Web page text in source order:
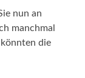
nun an
manchmal
die